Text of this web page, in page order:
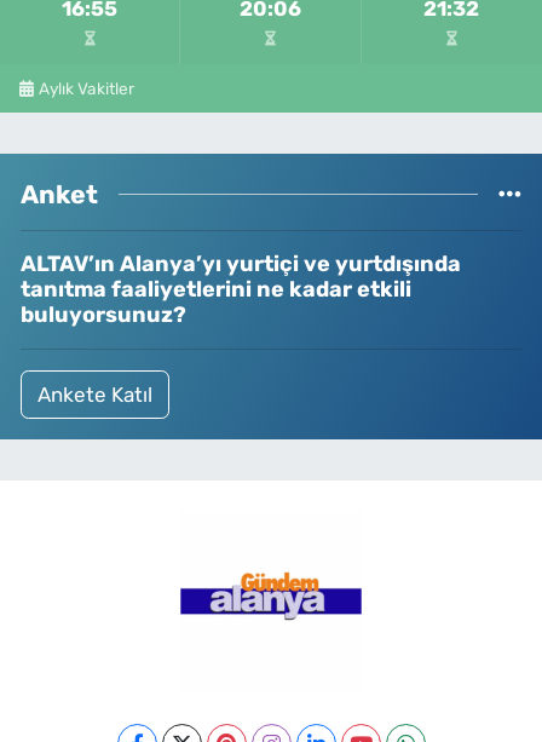
16:55 20:06 21:32
Aylık Vakitler
Anket
ALTAV’ın Alanya’yı yurtiçi ve yurtdışında
tanıtma faaliyetlerini ne kadar etkili
buluyorsunuz?
Ankete Katıl